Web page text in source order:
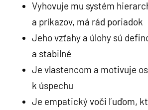
Vyhovuje mu systém
a príkazov, má rád poriadok
Jeho vzťahy a úlohy sú
a stabilné
Je vlastencom a motivuje
k úspechu
Je empatický voči ľuďom,